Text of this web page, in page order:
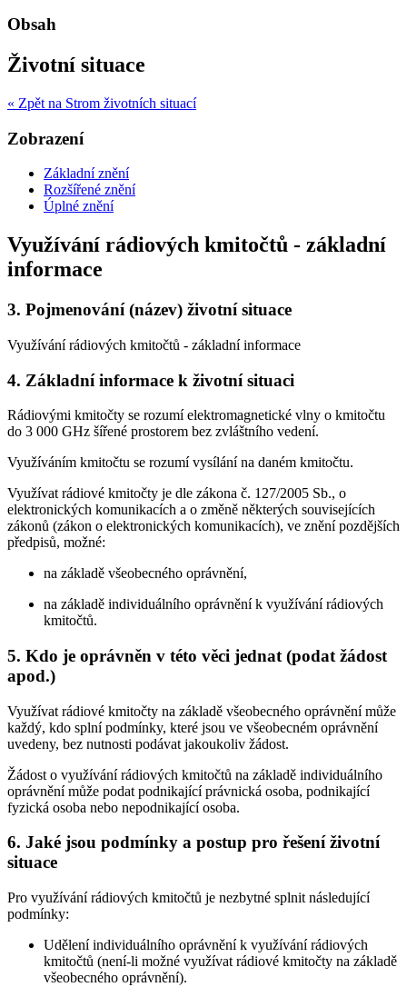
Obsah
Životní situace
« Zpět na Strom životních situací
Zobrazení
Základní znění
Rozšířené znění
Úplné znění
Využívání rádiových kmitočtů - základní
informace
3. Pojmenování (název) životní situace
Využívání rádiových kmitočtů - základní informace
4. Základní informace k životní situaci
Rádiovými kmitočty se rozumí elektromagnetické vlny o kmitočtu
do 3 000 GHz šířené prostorem bez zvláštního vedení.
Využíváním kmitočtu se rozumí vysílání na daném kmitočtu.
Využívat rádiové kmitočty je dle zákona č. 127/2005 Sb., o
elektronických komunikacích a o změně některých souvisejících
zákonů (zákon o elektronických komunikacích), ve znění pozdějších
předpisů, možné:
na základě všeobecného oprávnění,
na základě individuálního oprávnění k využívání rádiových
kmitočtů.
5. Kdo je oprávněn v této věci jednat (podat žádost
apod.)
Využívat rádiové kmitočty na základě všeobecného oprávnění může
každý, kdo splní podmínky, které jsou ve všeobecném oprávnění
uvedeny, bez nutnosti podávat jakoukoliv žádost.
Žádost o využívání rádiových kmitočtů na základě individuálního
oprávnění může podat podnikající právnická osoba, podnikající
fyzická osoba nebo nepodnikající osoba.
6. Jaké jsou podmínky a postup pro řešení životní
situace
Pro využívání rádiových kmitočtů je nezbytné splnit následující
podmínky:
Udělení individuálního oprávnění k využívání rádiových
kmitočtů (není-li možné využívat rádiové kmitočty na základě
všeobecného oprávnění).